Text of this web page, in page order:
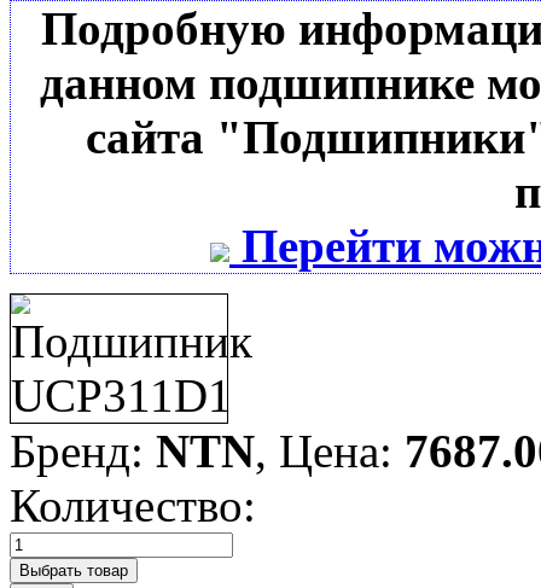
Подробную
данном подшипнике
сайта
Перейти
Бренд: NTN, Цена:
Количество: